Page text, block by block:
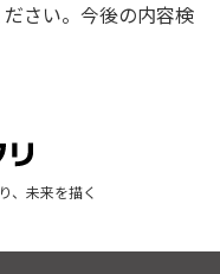
さい。今後の内容検
、未来を描く